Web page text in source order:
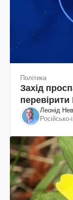
Політика
Захід
Леонід